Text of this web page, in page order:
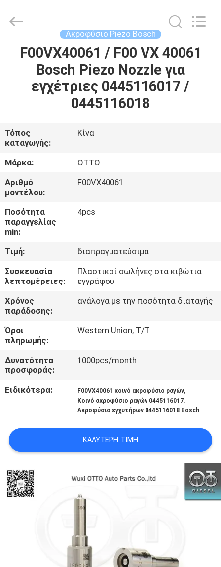
ΣΠΊΤΙ
ΠΡΟΪΌΝΤΑ
ΜΕ
ΕΜΆΣ
ΕΠΙΣΚΈΨΕΙΣ
ΣΤΟ
ΕΡΓΟΣΤΆΣΙΟ
ΈΛΕΓΧΟΣ
ΕΠΙΚΟΙΝΩΝΉΣΤΕ
ΜΑΖΊ
ΜΑΣ
ΕΙΔΉΣΕΙΣ
ΥΠΟΘΈΣΕΙΣ
PRIVACY
POLICY
AUTO
PARTS
Ακροφύσιο Piezo Bosch
F00VX40061 / F00 VX 40061
Bosch Piezo Nozzle για
εγχέτριες 0445116017 /
0445116018
Τόπος
καταγωγής:
Κίνα
Μάρκα:
OTTO
Αριθμό
μοντέλου:
F00VX40061
Ποσότητα
παραγγελίας
min:
4pcs
Τιμή:
διαπραγματεύσιμα
Συσκευασία
λεπτομέρειες:
Πλαστικοί σωλήνες στα κιβώτια
εγγράφου
Χρόνος
παράδοσης:
ανάλογα με την ποσότητα διαταγής
Όροι
πληρωμής:
Western Union, T/T
Δυνατότητα
προσφοράς:
1000pcs/month
Ειδικότερα: F00VX40061 κοινό ακροφύσιο ραγών,
Κοινό ακροφύσιο ραγών 0445116017,
Ακροφύσιο εγχυτήρων 0445116018 Bosch
ΚΑΛΎΤΕΡΗ ΤΙΜΉ